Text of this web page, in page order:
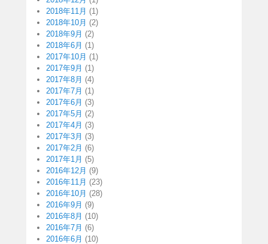
2018年11月 (1)
2018年10月 (2)
2018年9月 (2)
2018年6月 (1)
2017年10月 (1)
2017年9月 (1)
2017年8月 (4)
2017年7月 (1)
2017年6月 (3)
2017年5月 (2)
2017年4月 (3)
2017年3月 (3)
2017年2月 (6)
2017年1月 (5)
2016年12月 (9)
2016年11月 (23)
2016年10月 (28)
2016年9月 (9)
2016年8月 (10)
2016年7月 (6)
2016年6月 (10)